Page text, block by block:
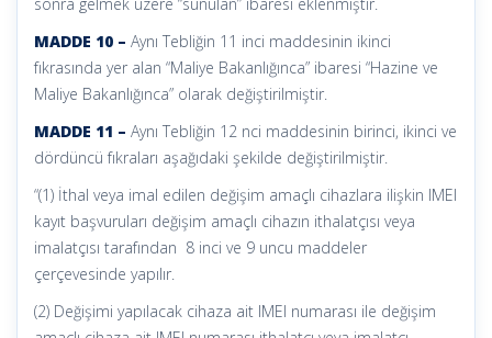
MADDE 10 – Aynı Tebliğin 11 inci maddesinin ikinci
fıkrasında yer alan “Maliye Bakanlığınca” ibaresi “Hazine ve
Maliye Bakanlığınca” olarak değiştirilmiştir.
MADDE 11 – Aynı Tebliğin 12 nci maddesinin birinci, ikinci ve
dördüncü fıkraları aşağıdaki şekilde değiştirilmiştir.
“(1) İthal veya imal edilen değişim amaçlı cihazlara ilişkin IMEI
kayıt başvuruları değişim amaçlı cihazın ithalatçısı veya
imalatçısı tarafından 8 inci ve 9 uncu maddeler
çerçevesinde yapılır.
(2) Değişimi yapılacak cihaza ait IMEI numarası ile değişim